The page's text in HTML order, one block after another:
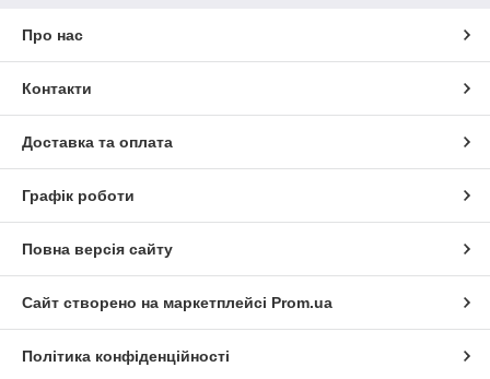
Про нас
Контакти
Доставка та оплата
Графік роботи
Повна версія сайту
Сайт створено на маркетплейсі Prom.ua
Політика конфіденційності